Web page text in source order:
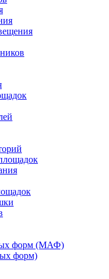
форм (МАФ)
форм)